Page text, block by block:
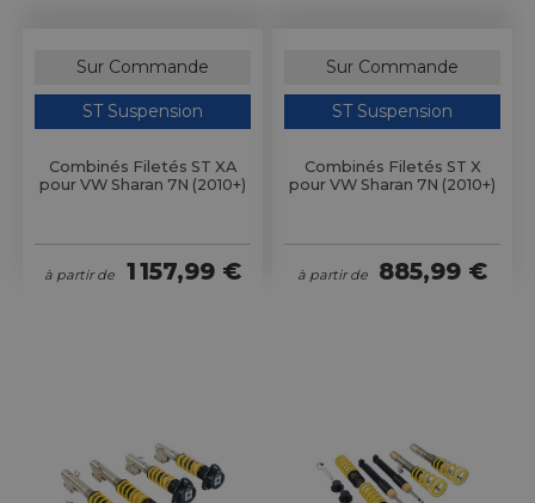
Sur Commande
ST Suspension
Combinés Filetés ST XA
pour VW Sharan 7N (2010+)
à partir de 1 157,99 €
Sur Commande
ST Suspension
Combinés Filetés ST X
pour VW Sharan 7N (2010+)
à partir de 885,99 €